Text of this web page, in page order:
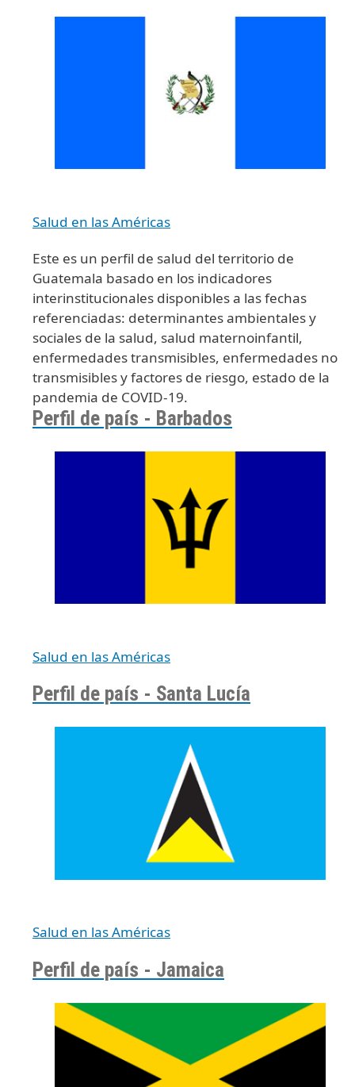
Salud en las Américas
Este es un perfil de salud del territorio de
Guatemala basado en los indicadores
interinstitucionales disponibles a las fechas
referenciadas: determinantes ambientales y
sociales de la salud, salud maternoinfantil,
enfermedades transmisibles, enfermedades no
transmisibles y factores de riesgo, estado de la
pandemia de COVID-19.
Perfil de país - Barbados
Salud en las Américas
Perfil de país - Santa Lucía
Salud en las Américas
Perfil de país - Jamaica